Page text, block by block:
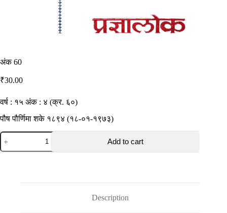
अंक 60
₹30.00
वर्ष : १५ अंक : ४ (क्र. ६०)
पौष पौर्णिमा शके १८९४ (१८-०१-१९७३)
अंक
60
quantity
Add to cart
Description